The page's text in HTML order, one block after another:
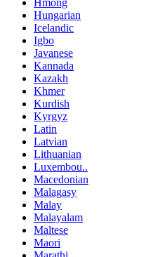
Hungarian
Icelandic
Igbo
Javanese
Kannada
Kazakh
Khmer
Kurdish
Kyrgyz
Latin
Latvian
Lithuanian
Luxembou..
Macedonian
Malagasy
Malay
Malayalam
Maltese
Maori